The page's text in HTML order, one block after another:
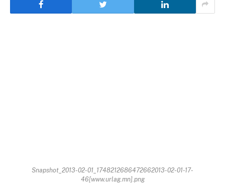
Snapshot_2013-02-01_1748212686472662013-02-01-17-
46[www.urlag.mn].png